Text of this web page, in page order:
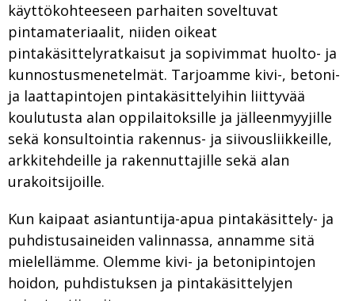
käyttökohteeseen parhaiten soveltuvat
pintamateriaalit, niiden oikeat
pintakäsittelyratkaisut ja sopivimmat huolto- ja
kunnostusmenetelmät. Tarjoamme kivi-, betoni-
ja laattapintojen pintakäsittelyihin liittyvää
koulutusta alan oppilaitoksille ja jälleenmyyjille
sekä konsultointia rakennus- ja siivousliikkeille,
arkkitehdeille ja rakennuttajille sekä alan
urakoitsijoille.
Kun kaipaat asiantuntija-apua pintakäsittely- ja
puhdistusaineiden valinnassa, annamme sitä
mielellämme. Olemme kivi- ja betonipintojen
hoidon, puhdistuksen ja pintakäsittelyjen